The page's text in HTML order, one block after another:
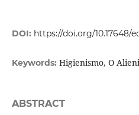
DOI: https://doi.org/10.17648/
Keywords: Higienismo, O
ABSTRACT